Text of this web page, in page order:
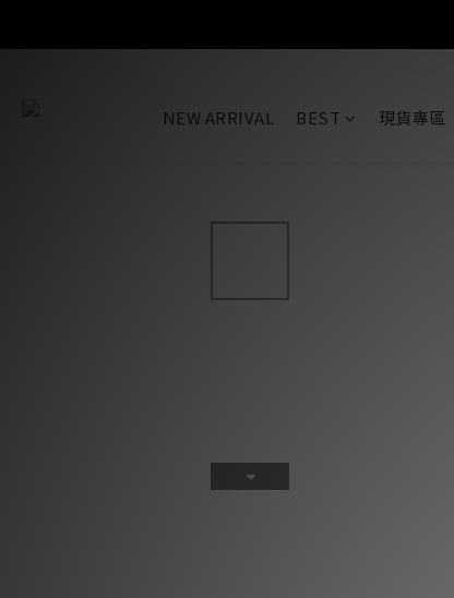
NEW ARRIVAL BEST 現貨專區